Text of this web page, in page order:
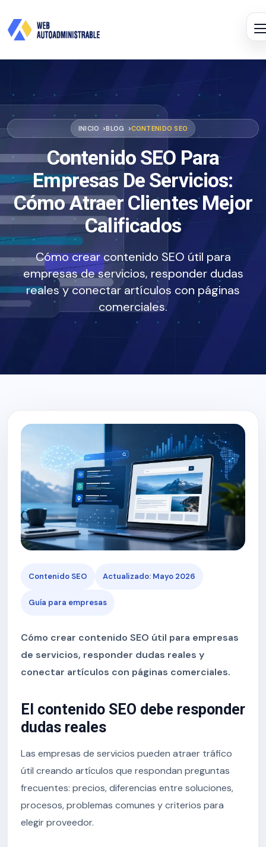
INICIO BLOG CONTENIDO SEO
Contenido SEO Para
Empresas De Servicios:
Cómo Atraer Clientes Mejor
Calificados
Cómo crear contenido SEO útil para
empresas de servicios, responder dudas
reales y conectar artículos con páginas
comerciales.
Contenido SEO Actualizado: Mayo 2026
Guía para empresas
Cómo crear contenido SEO útil para empresas
de servicios, responder dudas reales y
conectar artículos con páginas comerciales.
El contenido SEO debe responder
dudas reales
Las empresas de servicios pueden atraer tráfico
útil creando artículos que respondan preguntas
frecuentes: precios, diferencias entre soluciones,
procesos, problemas comunes y criterios para
elegir proveedor.